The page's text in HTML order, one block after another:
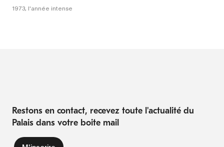
1973, l'année intense
Restons en contact, recevez toute l'actualité du
Palais dans votre boite mail